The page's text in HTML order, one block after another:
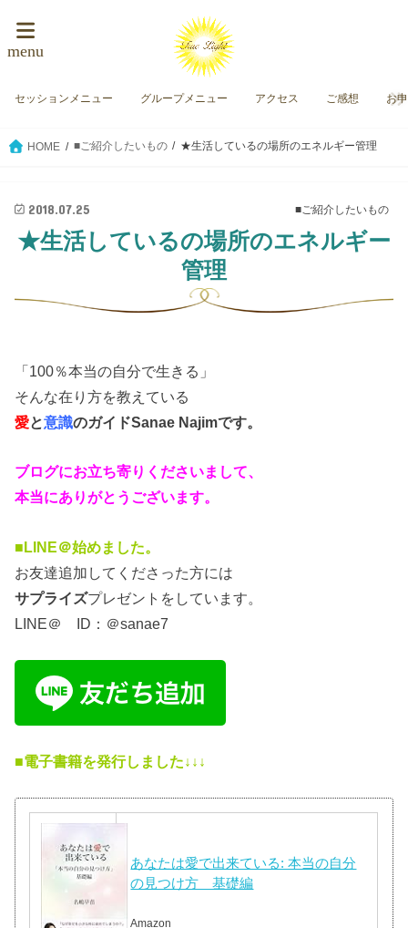
menu
セッションメニュー グループメニュー アクセス ご感想 お
HOME ■ご紹介したいもの ★生活しているの場所のエネルギー管理
■ご紹介したいもの
2018.07.25
★生活しているの場所のエネルギー
管理
「100％本当の自分で生きる」
そんな在り方を教えている
愛と意識のガイドSanae Najimです。
ブログにお立ち寄りくださいまして、
本当にありがとうございます。
■LINE＠始めました。
お友達追加してくださった方には
サプライズプレゼントをしています。
LINE＠ ID：＠sanae7
■電子書籍を発行しました↓↓↓
あなたは愛で出来ている: 本当の自分
の見つけ方 基礎編
Amazon